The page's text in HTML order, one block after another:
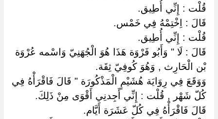
قُلْت : إِنِّي أُطِيق.
قَالَ : اِخْتِمْهُ فِي خَمْس.
قُلْت : إِنِّي أُطِيق.
قَالَ : لَا " وَأَبُو فَرْوَة هَذَا هُوَ الْجُهَنِيّ وَاسْمه عُرْوَة
بْن الْحَارِث , وَهُوَ كُوفِيّ ثِقَة.
وَوَقَعَ فِي رِوَايَة هُشَيْمٍ الْمَذْكُورَة " قَالَ فَاقْرَأْهُ فِي
كُلّ شَهْر , قُلْت : إِنِّي أَجِدنِي أَقْوَى مِنْ ذَلِكَ.
قَالَ فَاقْرَأْهُ فِي كُلّ عَشَرَة أَيَّام.